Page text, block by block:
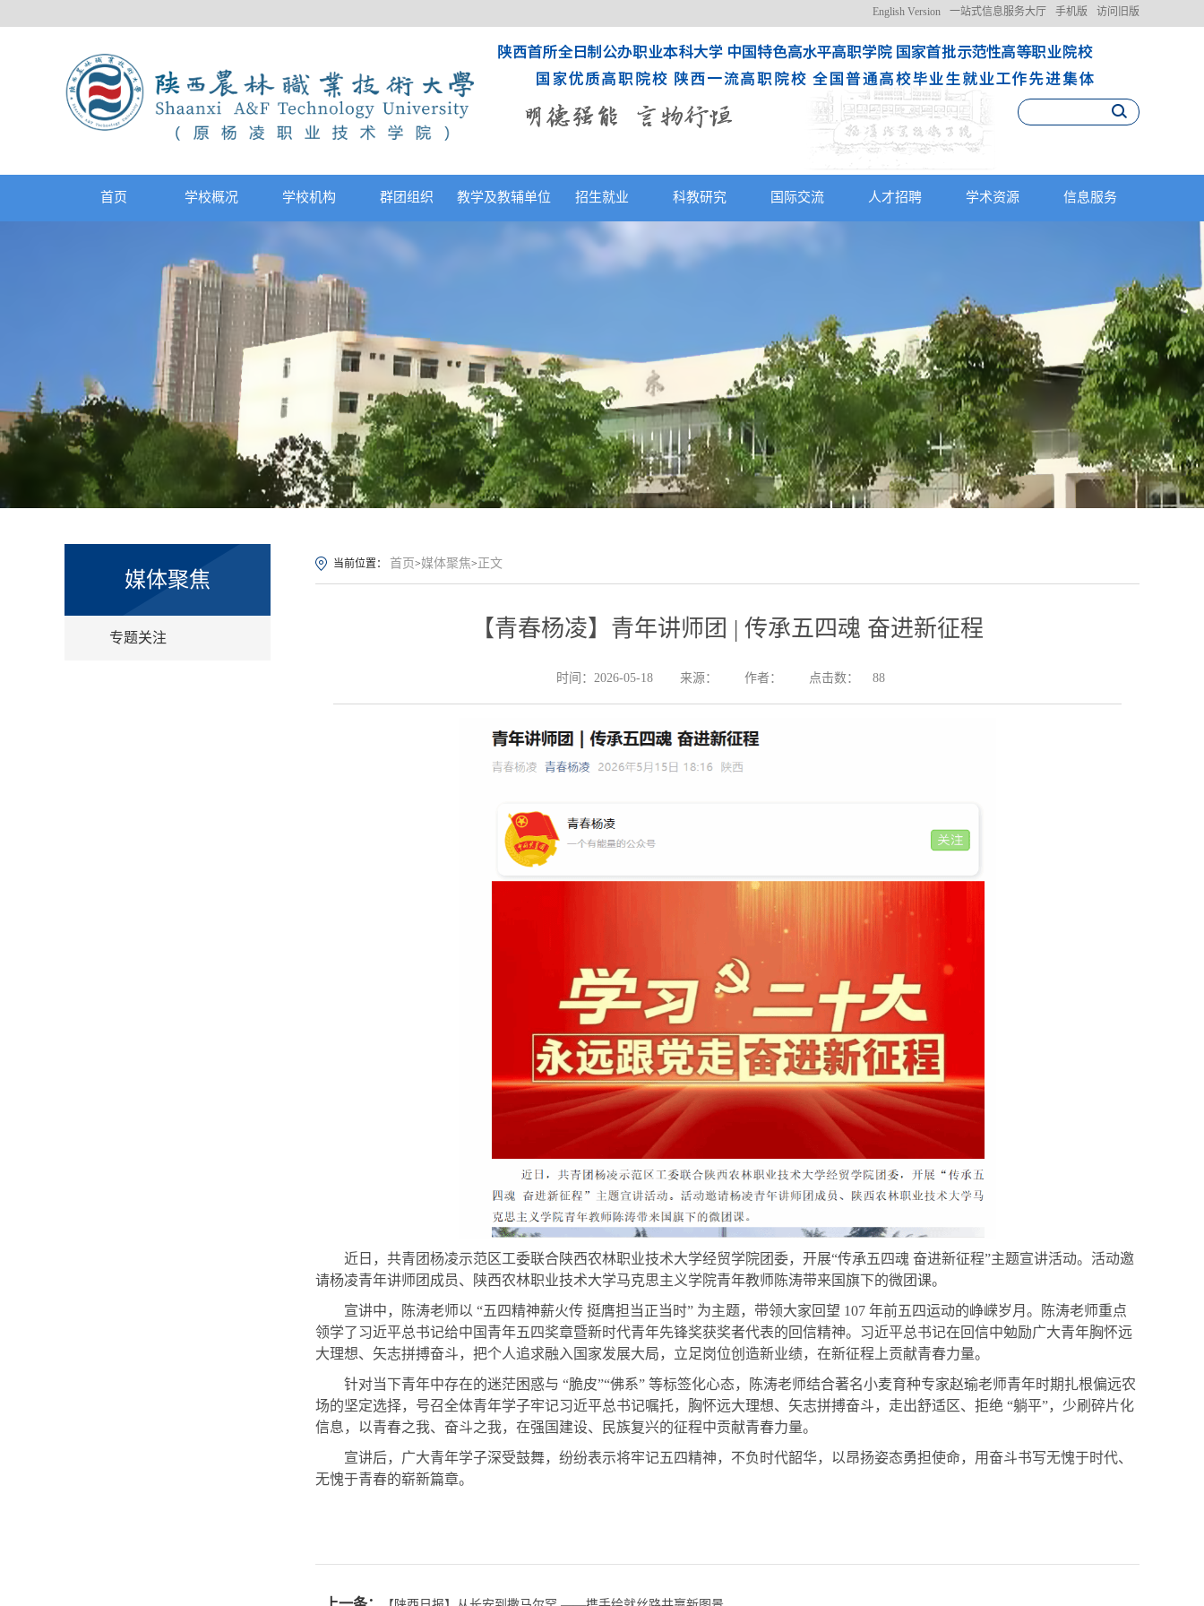
English Version 一站式信息服务大厅 手机版 访问旧版
首页 学校概况 学校机构 群团组织 教学及教辅单位 招生就业 科教研究 国际交流 人才招聘 学术资源 信息服务
媒体聚焦
专题关注
当前位置： 首页>媒体聚焦> 正文
【青春杨凌】青年讲师团 | 传承五四魂 奋进新征程
时间：2026-05-18 来源： 作者： 点击数： 88
近日，共青团杨凌示范区工委联合陕西农林职业技术大学经贸学院团委，开展“传承五四魂 奋进新征程”主题宣讲活动。活动邀
请杨凌青年讲师团成员、陕西农林职业技术大学马克思主义学院青年教师陈涛带来国旗下的微团课。
宣讲中，陈涛老师以 “五四精神薪火传 挺膺担当正当时” 为主题，带领大家回望 107 年前五四运动的峥嵘岁月。陈涛老师重点
领学了习近平总书记给中国青年五四奖章暨新时代青年先锋奖获奖者代表的回信精神。习近平总书记在回信中勉励广大青年胸怀远
大理想、矢志拼搏奋斗，把个人追求融入国家发展大局，立足岗位创造新业绩，在新征程上贡献青春力量。
针对当下青年中存在的迷茫困惑与 “脆皮”“佛系” 等标签化心态，陈涛老师结合著名小麦育种专家赵瑜老师青年时期扎根偏远农
场的坚定选择，号召全体青年学子牢记习近平总书记嘱托，胸怀远大理想、矢志拼搏奋斗，走出舒适区、拒绝 “躺平”，少刷碎片化
信息，以青春之我、奋斗之我，在强国建设、民族复兴的征程中贡献青春力量。
宣讲后，广大青年学子深受鼓舞，纷纷表示将牢记五四精神，不负时代韶华，以昂扬姿态勇担使命，用奋斗书写无愧于时代、
无愧于青春的崭新篇章。